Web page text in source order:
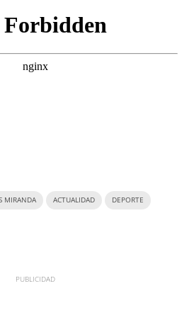
MIRANDA ACTUALIDAD DEPORTE